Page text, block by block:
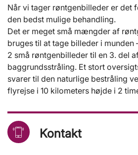
Når vi tager røntgenbilleder er det
den bedst mulige behandling.
Det er meget små mængder af
bruges til at tage billeder i munden
2 små røntgenbilleder til en 3. del
baggrundsstråling. Et stort
svarer til den naturlige bestråling
flyrejse i 10 kilometers højde i 2
Kontakt